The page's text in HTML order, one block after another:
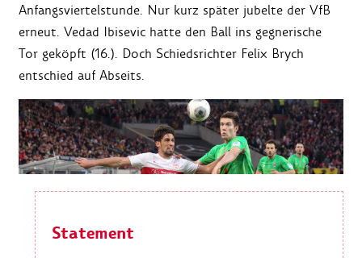
Anfangsviertelstunde. Nur kurz später jubelte der VfB
erneut. Vedad Ibisevic hatte den Ball ins gegnerische
Tor geköpft (16.). Doch Schiedsrichter Felix Brych
entschied auf Abseits.
Statement